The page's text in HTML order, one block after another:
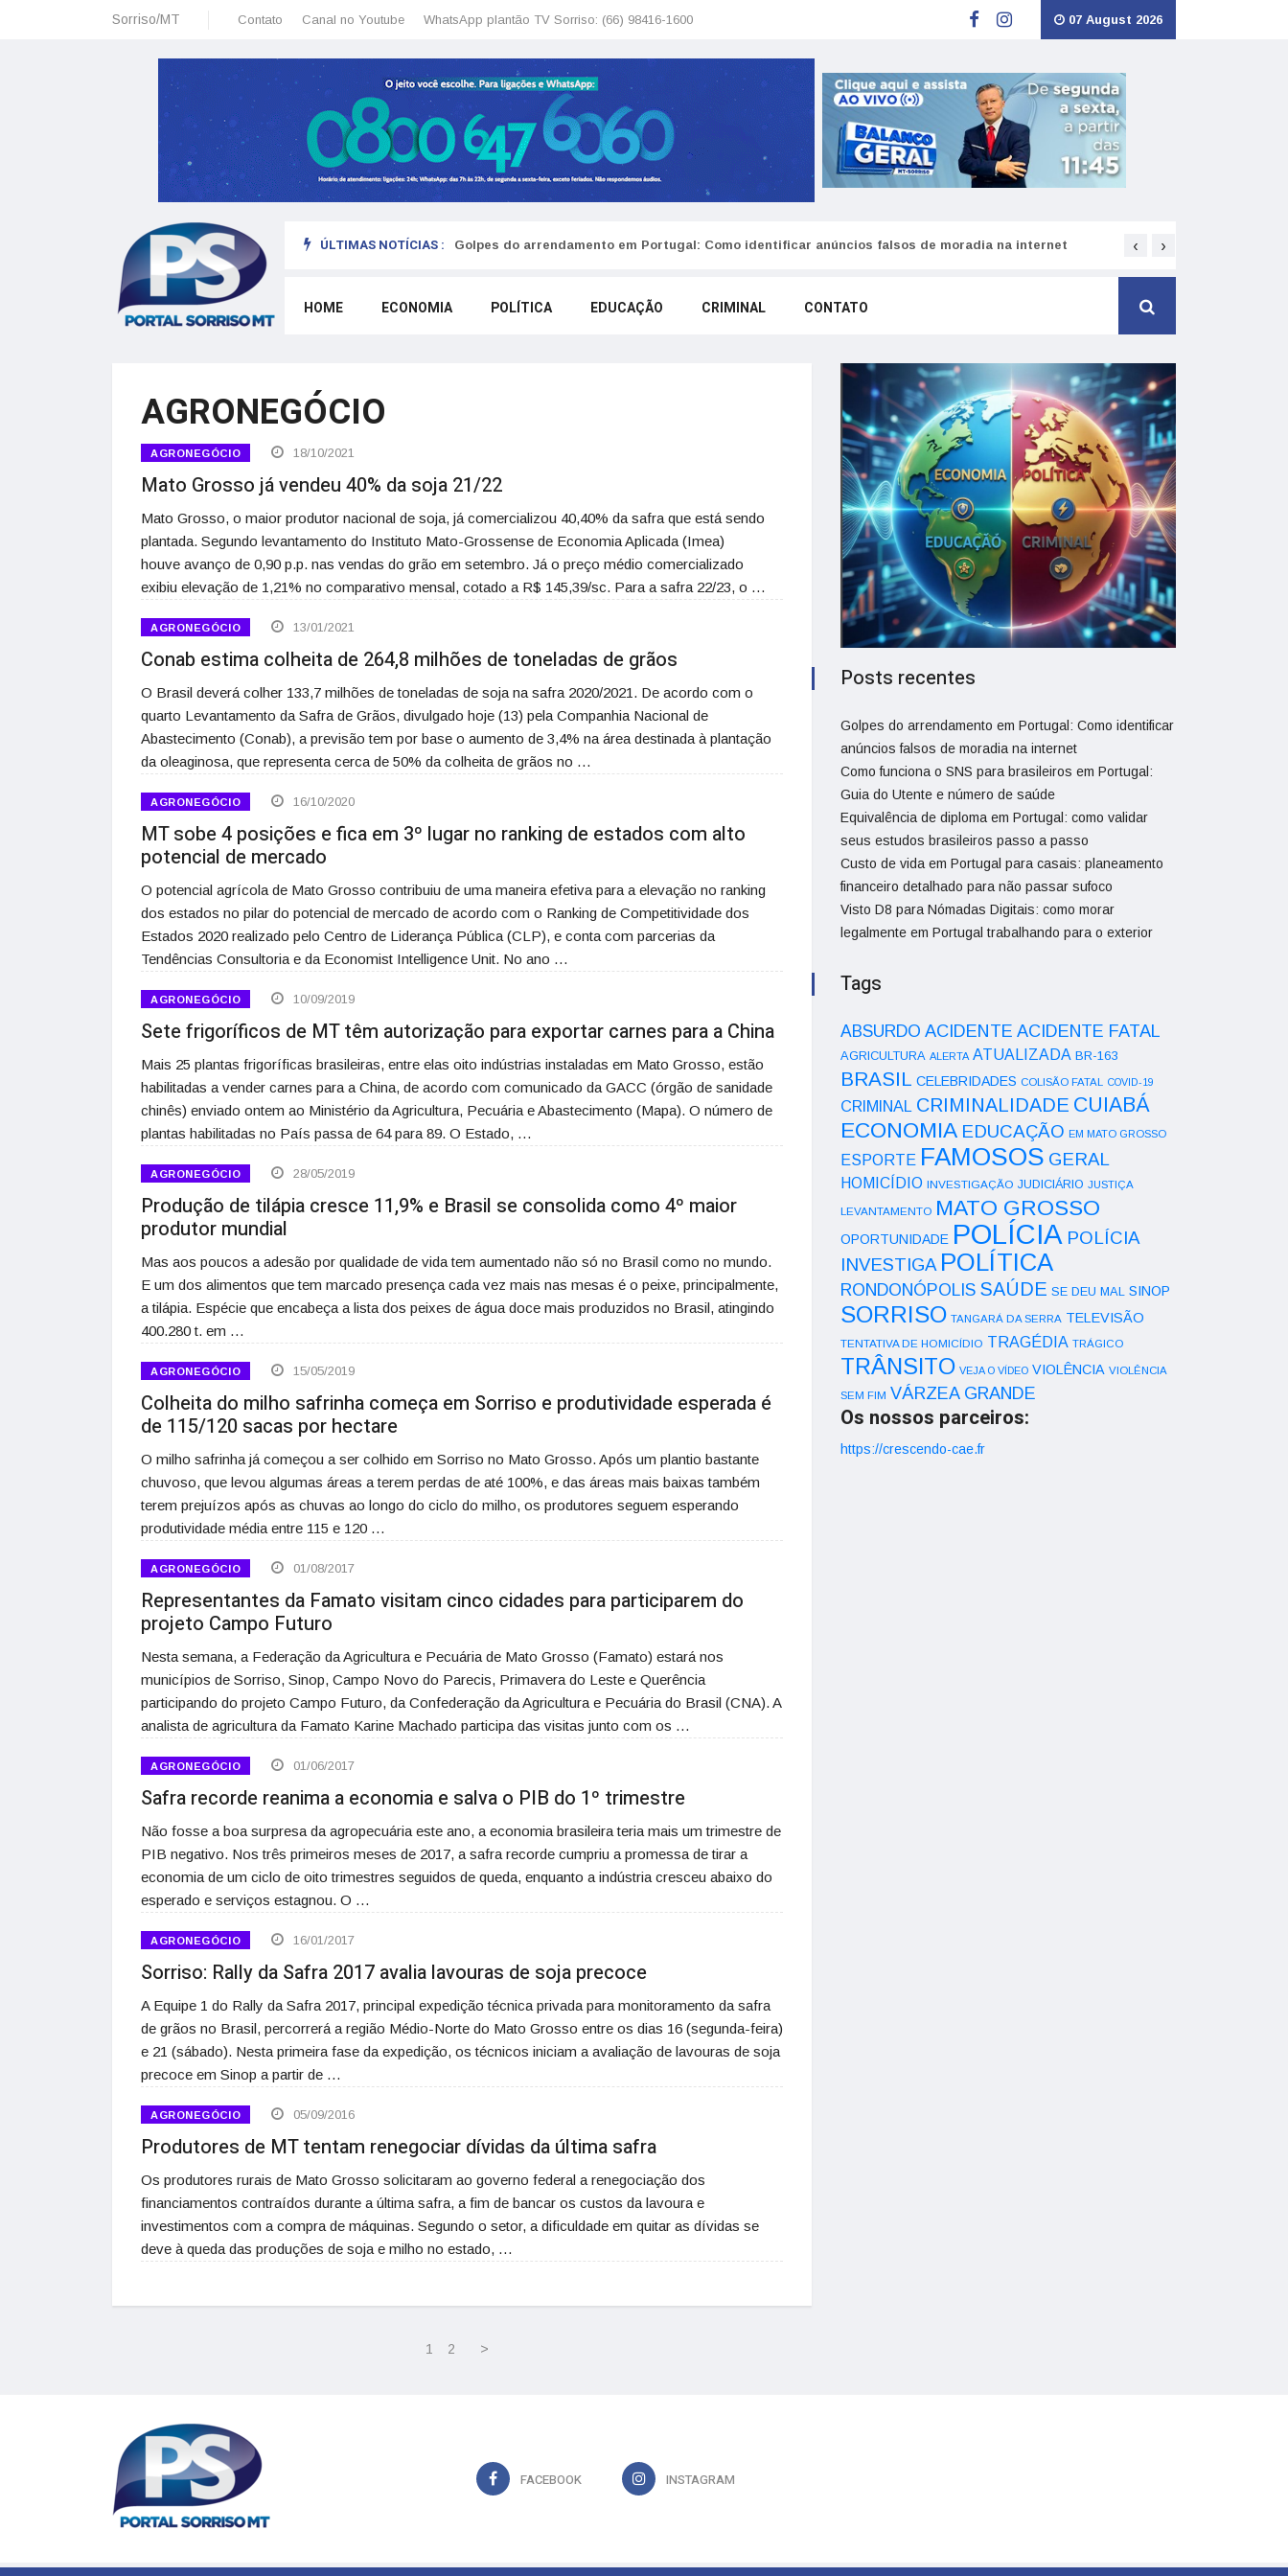
Sorriso/MT Contato Canal no Youtube WhatsApp plantão TV Sorriso: (66) 98416-1600 07 August 2026
ÚLTIMAS NOTÍCIAS : Golpes do arrendamento em Portugal: Como identificar anúncios falsos de moradia na internet Equivalência de
‹ ›
HOME ECONOMIA POLÍTICA EDUCAÇÃO CRIMINAL CONTATO
AGRONEGÓCIO
AGRONEGÓCIO 18/10/2021
Mato Grosso já vendeu 40% da soja 21/22
Mato Grosso, o maior produtor nacional de soja, já comercializou 40,40% da safra que está sendo
plantada. Segundo levantamento do Instituto Mato-Grossense de Economia Aplicada (Imea)
houve avanço de 0,90 p.p. nas vendas do grão em setembro. Já o preço médio comercializado
exibiu elevação de 1,21% no comparativo mensal, cotado a R$ 145,39/sc. Para a safra 22/23, o …
AGRONEGÓCIO 13/01/2021
Conab estima colheita de 264,8 milhões de toneladas de grãos
O Brasil deverá colher 133,7 milhões de toneladas de soja na safra 2020/2021. De acordo com o
quarto Levantamento da Safra de Grãos, divulgado hoje (13) pela Companhia Nacional de
Abastecimento (Conab), a previsão tem por base o aumento de 3,4% na área destinada à plantação
da oleaginosa, que representa cerca de 50% da colheita de grãos no …
AGRONEGÓCIO 16/10/2020
MT sobe 4 posições e fica em 3º lugar no ranking de estados com alto
potencial de mercado
O potencial agrícola de Mato Grosso contribuiu de uma maneira efetiva para a elevação no ranking
dos estados no pilar do potencial de mercado de acordo com o Ranking de Competitividade dos
Estados 2020 realizado pelo Centro de Liderança Pública (CLP), e conta com parcerias da
Tendências Consultoria e da Economist Intelligence Unit. No ano …
AGRONEGÓCIO 10/09/2019
Sete frigoríficos de MT têm autorização para exportar carnes para a China
Mais 25 plantas frigoríficas brasileiras, entre elas oito indústrias instaladas em Mato Grosso, estão
habilitadas a vender carnes para a China, de acordo com comunicado da GACC (órgão de sanidade
chinês) enviado ontem ao Ministério da Agricultura, Pecuária e Abastecimento (Mapa). O número de
plantas habilitadas no País passa de 64 para 89. O Estado, …
AGRONEGÓCIO 28/05/2019
Produção de tilápia cresce 11,9% e Brasil se consolida como 4º maior
produtor mundial
Mas aos poucos a adesão por qualidade de vida tem aumentado não só no Brasil como no mundo.
E um dos alimentos que tem marcado presença cada vez mais nas mesas é o peixe, principalmente,
a tilápia. Espécie que encabeça a lista dos peixes de água doce mais produzidos no Brasil, atingindo
400.280 t. em …
AGRONEGÓCIO 15/05/2019
Colheita do milho safrinha começa em Sorriso e produtividade esperada é
de 115/120 sacas por hectare
O milho safrinha já começou a ser colhido em Sorriso no Mato Grosso. Após um plantio bastante
chuvoso, que levou algumas áreas a terem perdas de até 100%, e das áreas mais baixas também
terem prejuízos após as chuvas ao longo do ciclo do milho, os produtores seguem esperando
produtividade média entre 115 e 120 …
AGRONEGÓCIO 01/08/2017
Representantes da Famato visitam cinco cidades para participarem do
projeto Campo Futuro
Nesta semana, a Federação da Agricultura e Pecuária de Mato Grosso (Famato) estará nos
municípios de Sorriso, Sinop, Campo Novo do Parecis, Primavera do Leste e Querência
participando do projeto Campo Futuro, da Confederação da Agricultura e Pecuária do Brasil (CNA). A
analista de agricultura da Famato Karine Machado participa das visitas junto com os …
AGRONEGÓCIO 01/06/2017
Safra recorde reanima a economia e salva o PIB do 1º trimestre
Não fosse a boa surpresa da agropecuária este ano, a economia brasileira teria mais um trimestre de
PIB negativo. Nos três primeiros meses de 2017, a safra recorde cumpriu a promessa de tirar a
economia de um ciclo de oito trimestres seguidos de queda, enquanto a indústria cresceu abaixo do
esperado e serviços estagnou. O …
AGRONEGÓCIO 16/01/2017
Sorriso: Rally da Safra 2017 avalia lavouras de soja precoce
A Equipe 1 do Rally da Safra 2017, principal expedição técnica privada para monitoramento da safra
de grãos no Brasil, percorrerá a região Médio-Norte do Mato Grosso entre os dias 16 (segunda-feira)
e 21 (sábado). Nesta primeira fase da expedição, os técnicos iniciam a avaliação de lavouras de soja
precoce em Sinop a partir de …
AGRONEGÓCIO 05/09/2016
Produtores de MT tentam renegociar dívidas da última safra
Os produtores rurais de Mato Grosso solicitaram ao governo federal a renegociação dos
financiamentos contraídos durante a última safra, a fim de bancar os custos da lavoura e
investimentos com a compra de máquinas. Segundo o setor, a dificuldade em quitar as dívidas se
deve à queda das produções de soja e milho no estado, …
1 2 >
Posts recentes
Golpes do arrendamento em Portugal: Como identificar
anúncios falsos de moradia na internet
Como funciona o SNS para brasileiros em Portugal:
Guia do Utente e número de saúde
Equivalência de diploma em Portugal: como validar
seus estudos brasileiros passo a passo
Custo de vida em Portugal para casais: planeamento
financeiro detalhado para não passar sufoco
Visto D8 para Nómadas Digitais: como morar
legalmente em Portugal trabalhando para o exterior
Tags
ABSURDO ACIDENTE ACIDENTE FATAL
AGRICULTURA ALERTA ATUALIZADA BR-163
BRASIL CELEBRIDADES COLISÃO FATAL COVID-19
CRIMINAL CRIMINALIDADE CUIABÁ
ECONOMIA EDUCAÇÃO EM MATO GROSSO
ESPORTE FAMOSOS GERAL
HOMICÍDIO INVESTIGAÇÃO JUDICIÁRIO JUSTIÇA
LEVANTAMENTO MATO GROSSO
OPORTUNIDADE POLÍCIA POLÍCIA
INVESTIGA POLÍTICA
RONDONÓPOLIS SAÚDE SE DEU MAL SINOP
SORRISO TANGARÁ DA SERRA TELEVISÃO
TENTATIVA DE HOMICÍDIO TRAGÉDIA TRÁGICO
TRÂNSITO VEJA O VÍDEO VIOLÊNCIA VIOLÊNCIA
SEM FIM VÁRZEA GRANDE
Os nossos parceiros:
https://crescendo-cae.fr
FACEBOOK INSTAGRAM